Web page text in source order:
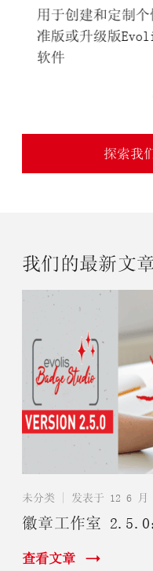
用于创建和定制
准版或升级版
软件
探索我
我们的最新文
未分类 发表于 12 6 月
徽章工作室 2.5.0
查看文章